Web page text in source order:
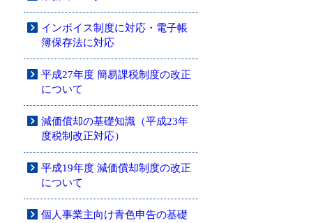
インボイス制度に対応・電子帳
簿保存法に対応
平成27年度 簡易課税制度の改正
について
減価償却の基礎知識（平成23年
度税制改正対応）
平成19年度 減価償却制度の改正
について
個人事業主向け青色申告の基礎